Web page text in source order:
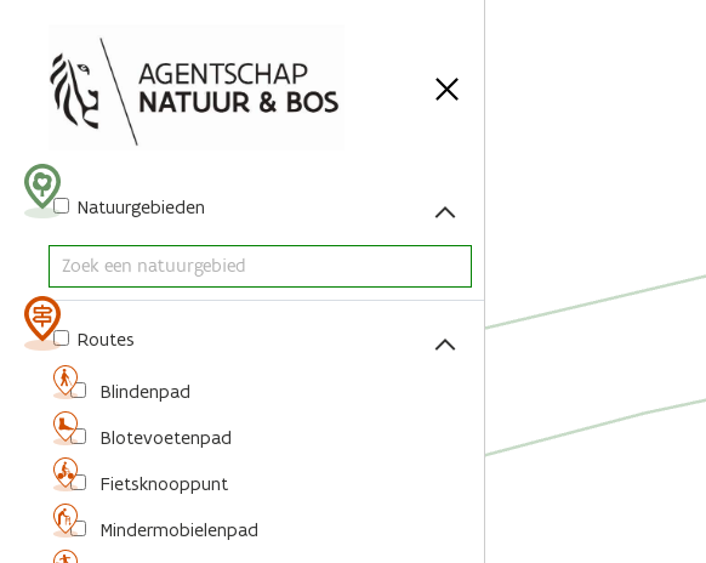
Acties
Natuurgebieden
Routes
Blindenpad
Blotevoetenpad
Fietsknooppunt
Mindermobielenpad